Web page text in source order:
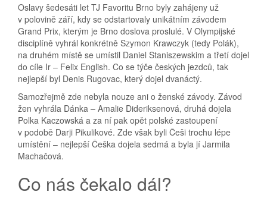
Oslavy šedesáti let TJ Favoritu Brno byly zahájeny už
v polovině září, kdy se odstartovaly unikátním závodem
Grand Prix, kterým je Brno doslova proslulé. V Olympijské
disciplíně vyhrál konkrétně Szymon Krawczyk (tedy Polák),
na druhém místě se umístil Daniel Staniszewskim a třetí dojel
do cíle Ir – Felix English. Co se týče českých jezdců, tak
nejlepší byl Denis Rugovac, který dojel dvanáctý.
Samozřejmě zde nebyla nouze ani o ženské závody. Závod
žen vyhrála Dánka – Amalie Dideriksenová, druhá dojela
Polka Kaczowská a za ní pak opět polské zastoupení
v podobě Darji Pikulikové. Zde však byli Češi trochu lépe
umístění – nejlepší Češka dojela sedmá a byla jí Jarmila
Machačová.
Co nás čekalo dál?